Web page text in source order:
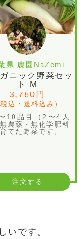
県 農園NaZemi
ニック野菜セッ
ト M
3,780円
税込・送料込み）
10品目（2〜4人
農薬・無化学肥料
てた野菜です。
注文する
いです。